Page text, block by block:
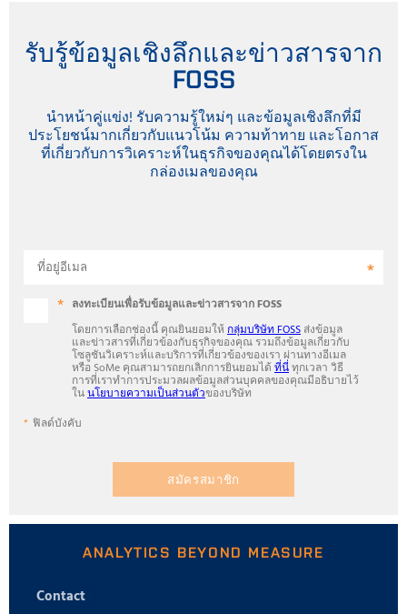
รับรู้ข้อมูลเชิงลึกและข่าวสารจาก
FOSS
นำหน้าคู่แข่ง! รับความรู้ใหม่ๆ และข้อมูลเชิงลึกที่มี
ประโยชน์มากเกี่ยวกับแนวโน้ม ความท้าทาย และโอกาส
ที่เกี่ยวกับการวิเคราะห์ในธุรกิจของคุณได้โดยตรงใน
กล่องเมลของคุณ
ที่อยู่อีเมล
ลงทะเบียนเพื่อรับข้อมูลและข่าวสารจาก FOSS
โดยการเลือกช่องนี้ คุณยินยอมให้กลุ่มบริษัท FOSS ส่งข้อมูล
และข่าวสารที่เกี่ยวข้องกับธุรกิจของคุณ รวมถึงข้อมูลเกี่ยวกับ
โซลูชันวิเคราะห์และบริการที่เกี่ยวข้องของเรา ผ่านทางอีเมล
หรือ SoMe คุณสามารถยกเลิกการยินยอมได้ที่นี่ทุกเวลา วิธี
การที่เราทำการประมวลผลข้อมูลส่วนบุคคลของคุณมีอธิบายไว้
ในนโยบายความเป็นส่วนตัวของบริษัท
ฟิลด์บังคับ
สมัครสมาชิก
ANALYTICS BEYOND MEASURE
Contact